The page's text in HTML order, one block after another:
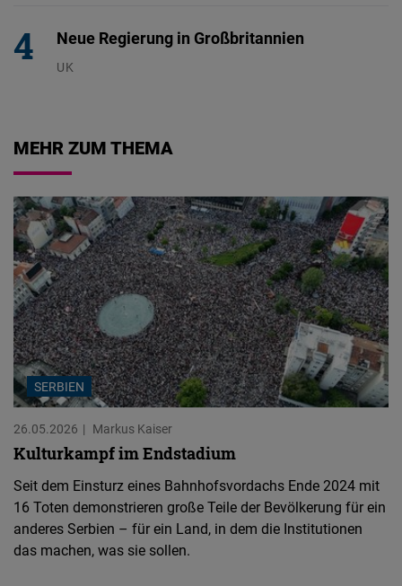
Neue Regierung in Großbritannien
UK
MEHR ZUM THEMA
SERBIEN
26.05.2026 Markus Kaiser
Kulturkampf im Endstadium
Seit dem Einsturz eines Bahnhofsvordachs Ende 2024 mit
16 Toten demonstrieren große Teile der Bevölkerung für ein
anderes Serbien – für ein Land, in dem die Institutionen
das machen, was sie sollen.